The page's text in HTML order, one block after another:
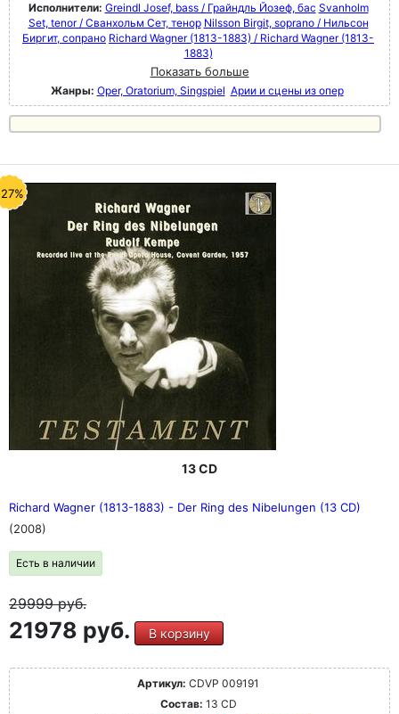
Исполнители: Greindl Josef, bass / Грайндль Йозеф, бас Svanholm
Set, tenor / Сванхольм Сет, тенор Nilsson Birgit, soprano / Нильсон
Биргит, сопрано Richard Wagner (1813-1883) / Richard Wagner (1813-
1883)
Показать больше
Жанры: Oper, Oratorium, Singspiel Арии и сцены из опер
13 CD
Richard Wagner (1813-1883) - Der Ring des Nibelungen (13 CD)
(2008)
Есть в наличии
29999руб.
21978 руб. В корзину
Артикул: CDVP 009191
Состав: 13 CD